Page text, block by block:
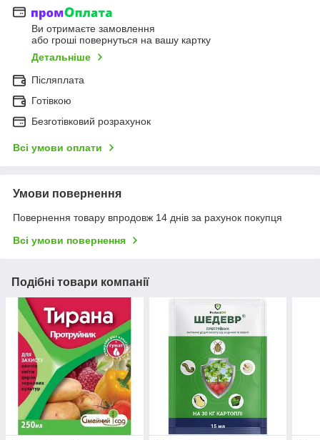
Ви отримаєте замовлення
або гроші повернуться на вашу картку
Детальніше
Післяплата
Готівкою
Безготівковий розрахунок
Всі умови оплати
Умови повернення
Повернення товару впродовж 14 днів за рахунок покупця
Всі умови повернення
Подібні товари компанії